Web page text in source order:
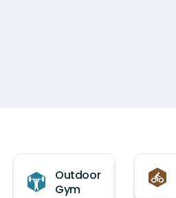
Outdoor
Gym